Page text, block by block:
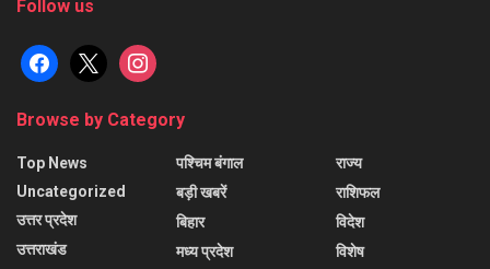
Follow us
facebook
x instagram
Browse by Category
Top News
Uncategorized
उत्तर प्रदेश
उत्तराखंड
पश्चिम बंगाल
बड़ी खबरें
बिहार
मध्य प्रदेश
राज्य
राशिफल
विदेश
विशेष